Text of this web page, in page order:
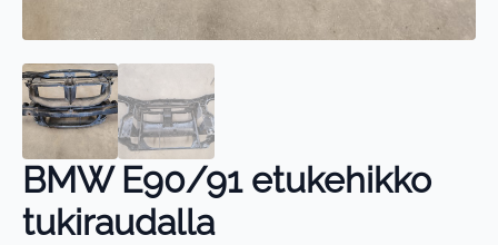
BMW E90/91 etukehikko
tukiraudalla